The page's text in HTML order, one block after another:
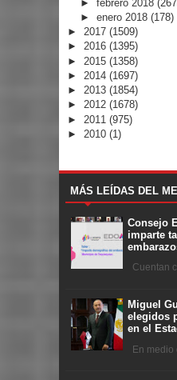
► febrero 2018
► enero 2018 (178)
► 2017 (1509)
► 2016 (1395)
► 2015 (1358)
► 2014 (1697)
► 2013 (1854)
► 2012 (1678)
► 2011 (975)
► 2010 (1)
MÁS LEÍDAS DEL
Consejo
imparte
Cuentan
Miguel
elegidos
en el
En medio